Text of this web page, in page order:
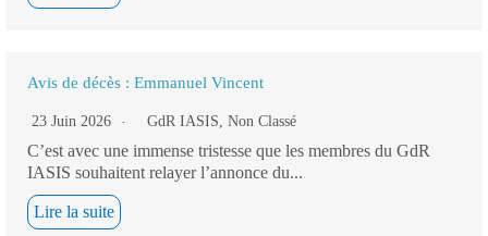
Avis de décès : Emmanuel Vincent
23 Juin 2026 GdR IASIS, Non Classé
C’est avec une immense tristesse que les membres du GdR
IASIS souhaitent relayer l’annonce du...
Lire la suite